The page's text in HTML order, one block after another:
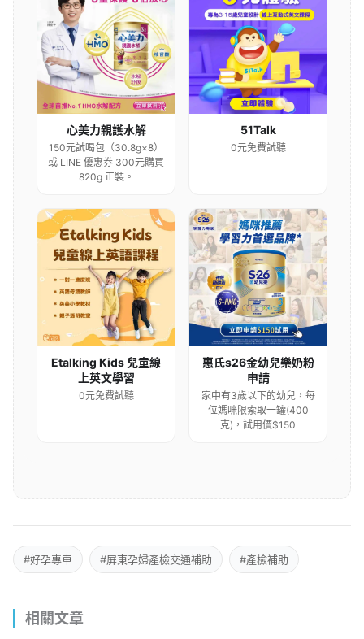
心美力親護水解
150元試喝包（30.8g×8）
或 LINE 優惠券 300元購買
820g 正裝。
51Talk
0元免費試聽
Etalking Kids 兒童線
上英文學習
0元免費試聽
惠氏s26金幼兒樂奶粉
申請
家中有3歲以下的幼兒，每
位媽咪限索取一罐(400
克)，試用價$150
#好孕專車 #屏東孕婦產檢交通補助 #產檢補助
相關文章